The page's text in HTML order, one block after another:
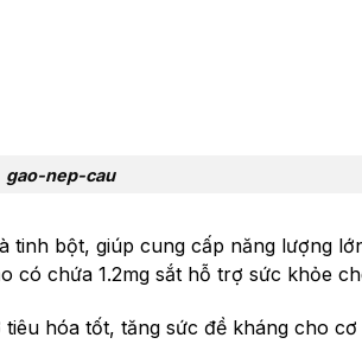
gao-nep-cau
bột, giúp cung cấp năng lượng
chứa 1.2mg sắt hỗ trợ sức khỏe
hóa tốt, tăng sức đề kháng cho